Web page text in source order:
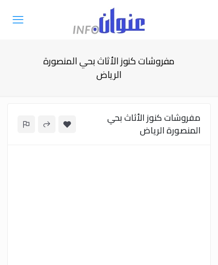
مفروشات كنوز الأثاث بحي المنصورة
الرياض
مفروشات كنوز الأثاث بحي
المنصورة الرياض